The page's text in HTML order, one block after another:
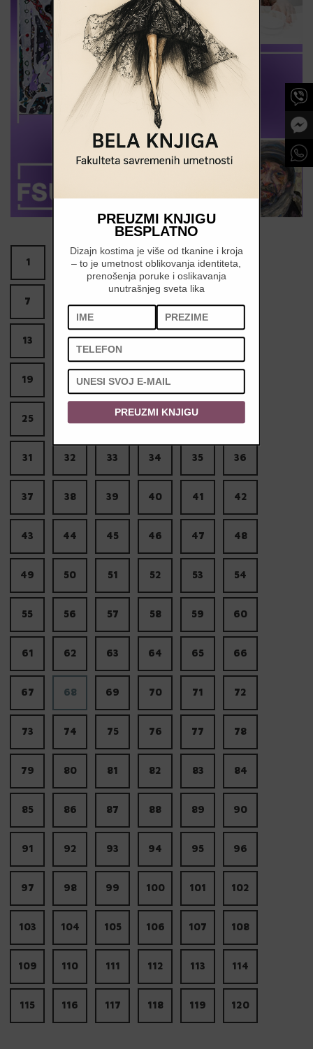
1 2 3 4 5
7
13 14 15 16 17 18
19 21 22
25 27 28 29
31 32 33 34 35 36
37 38 39 40 41 42
43 44 45 46 47 48
49 50 51 52 53 54
55 56 57 58 59 60
61 62 63 64 65 66
67 68 69 70 71 72
73 74 75 76 77 78
79 80 81 82 83 84
85 86 87 88 89 90
91 92 93 94 95 96
97 98 99 100 101 102
103 104 105 106 107 108
109 110 111 112 113 114
115 116 117 118 119 120
PREUZMI KNJIGU
BESPLATNO
Dizajn kostima je više od tkanine i kroja
– to je umetnost oblikovanja identiteta,
prenošenja poruke i oslikavanja
unutrašnjeg sveta lika
PREUZMI KNJIGU